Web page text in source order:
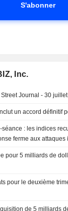
S'abonner
Inc.
Journal - 30 juillet
un accord définitif
: les indices
ferme aux attaques
pour 5 milliards de
pour le deuxième
de 5 milliards